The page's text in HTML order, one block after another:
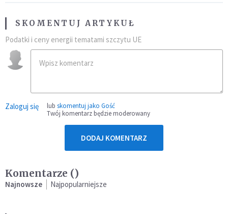
SKOMENTUJ ARTYKUŁ
Podatki i ceny energii tematami szczytu UE
Zaloguj się lub skomentuj jako Gość
Twój komentarz będzie moderowany
DODAJ KOMENTARZ
Komentarze ()
Najnowsze Najpopularniejsze